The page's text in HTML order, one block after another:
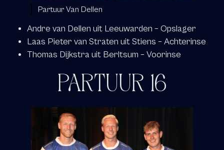
Partuur Van Dellen
Andre van Dellen uit Leeuwarden – Opslager
Laas Pieter van Straten uit Stiens – Achterinse
Thomas Dijkstra uit Berltsum – Voorinse
PARTUUR 16